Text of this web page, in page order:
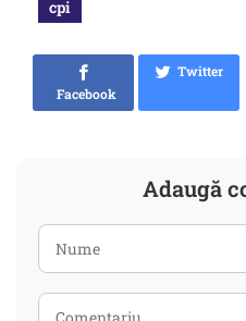
cpi
Facebook
Twitter
Adaugă